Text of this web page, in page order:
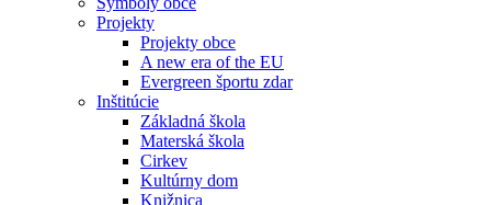
Projekty
Projekty obce
A new era of the EU
Evergreen športu zdar
Inštitúcie
Základná škola
Materská škola
Cirkev
Kultúrny dom
Knižnica